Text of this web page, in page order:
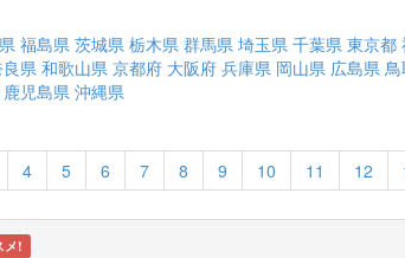
福島県 茨城県 栃木県 群馬県 埼玉県 千葉県 東京都
県 和歌山県 京都府 大阪府 兵庫県 岡山県 広島県
鹿児島県 沖縄県
4 5 6 7 8 9 10 11 12
メ!